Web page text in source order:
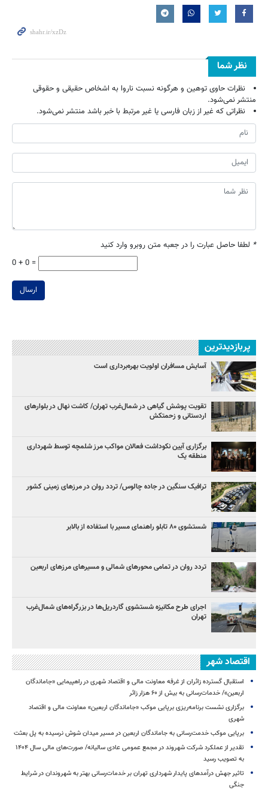
نظر شما
نظرات حاوی توهین و هرگونه نسبت ناروا به اشخاص حقیقی و حقوقی
منتشر نمی‌شود.
نظراتی که غیر از زبان فارسی یا غیر مرتبط با خبر باشد منتشر نمی‌شود.
* لطفا حاصل عبارت را در جعبه متن روبرو وارد کنید
0 + 0 =
ارسال
پربازدیدترین
آسایش مسافران اولویت بهره‌برداری است
تقویت پوشش گیاهی در شمال‌غرب تهران/ کاشت نهال در بلوارهای
اردستانی و زحمتکش
برگزاری آیین نکوداشت فعالان مواکب مرز شلمچه توسط شهرداری
منطقه یک
ترافیک سنگین در جاده چالوس/ تردد روان در مرزهای زمینی کشور
شستشوی ۸۰ تابلو راهنمای مسیر با استفاده از بالابر
تردد روان در تمامی محورهای شمالی و مسیرهای مرزهای اربعین
اجرای طرح مکانیزه شستشوی گاردریل‌ها در بزرگراه‌های شمال‌غرب
تهران
اقتصاد شهر
استقبال گسترده زائران از غرفه معاونت مالی و اقتصاد شهری در راهپیمایی «جاماندگان
اربعین»/ خدمات‌رسانی به بیش از ۶۰ هزار زائر
برگزاری نشست برنامه‌ریزی برپایی موکب «جاماندگان اربعین» معاونت مالی و اقتصاد
شهری
برپایی موکب خدمت‌رسانی به جاماندگان اربعین در مسیر میدان شوش نرسیده به پل بعثت
تقدیر از عملکرد شرکت شهروند در مجمع عمومی عادی سالیانه/ صورت‌های مالی سال ۱۴۰۴
به تصویب رسید
تاثیر جهش درآمدهای پایدار شهرداری تهران بر خدمات‌رسانی بهتر به شهروندان در شرایط
جنگی